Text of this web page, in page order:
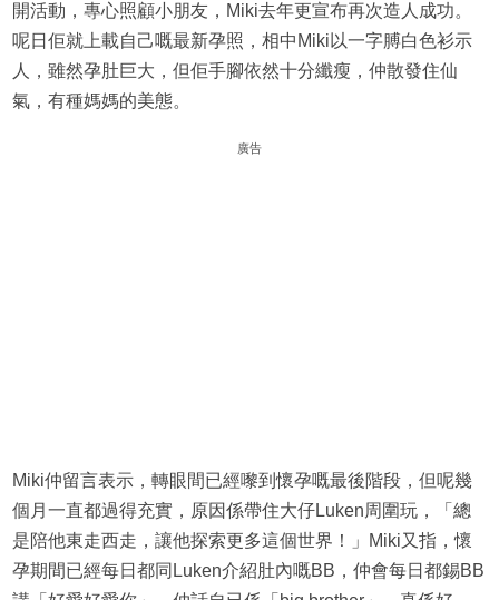
開活動，專心照顧小朋友，Miki去年更宣布再次造人成功。
呢日佢就上載自己嘅最新孕照，相中Miki以一字膊白色衫示
人，雖然孕肚巨大，但佢手腳依然十分纖瘦，仲散發住仙
氣，有種媽媽的美態。
廣告
Miki仲留言表示，轉眼間已經嚟到懷孕嘅最後階段，但呢幾
個月一直都過得充實，原因係帶住大仔Luken周圍玩，「總
是陪他東走西走，讓他探索更多這個世界！」Miki又指，懷
孕期間已經每日都同Luken介紹肚內嘅BB，仲會每日都錫BB